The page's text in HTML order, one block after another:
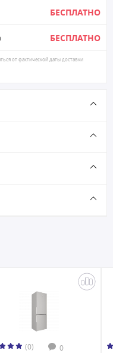
БЕСПЛАТНО
БЕСПЛАТНО
от фактической даты доставки
(0) 0